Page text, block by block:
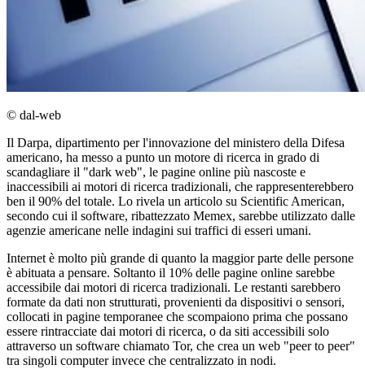
© dal-web
Il Darpa, dipartimento per l'innovazione del ministero della Difesa
americano, ha messo a punto un motore di ricerca in grado di
scandagliare il "dark web", le pagine online più nascoste e
inaccessibili ai motori di ricerca tradizionali, che rappresenterebbero
ben il 90% del totale. Lo rivela un articolo su Scientific American,
secondo cui il software, ribattezzato Memex, sarebbe utilizzato dalle
agenzie americane nelle indagini sui traffici di esseri umani.
Internet è molto più grande di quanto la maggior parte delle persone
è abituata a pensare. Soltanto il 10% delle pagine online sarebbe
accessibile dai motori di ricerca tradizionali. Le restanti sarebbero
formate da dati non strutturati, provenienti da dispositivi o sensori,
collocati in pagine temporanee che scompaiono prima che possano
essere rintracciate dai motori di ricerca, o da siti accessibili solo
attraverso un software chiamato Tor, che crea un web "peer to peer"
tra singoli computer invece che centralizzato in nodi.